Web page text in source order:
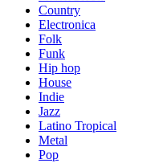
Country
Electronica
Folk
Funk
Hip hop
House
Indie
Jazz
Latino Tropical
Metal
Pop